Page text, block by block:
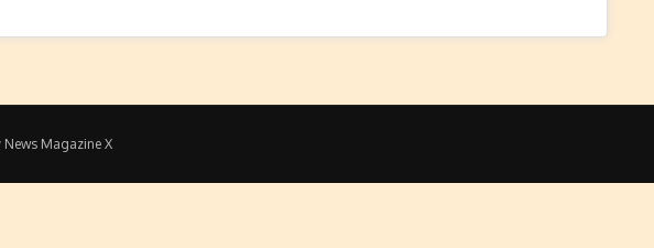
News Magazine X